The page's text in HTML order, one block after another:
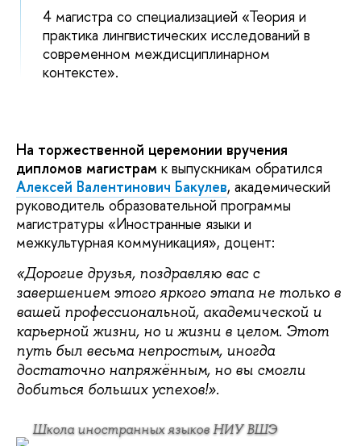
4 магистра со специализацией «Теория и
практика лингвистических исследований в
современном междисциплинарном
контексте».
На торжественной церемонии вручения
дипломов магистрам к выпускникам обратился
Алексей Валентинович Бакулев, академический
руководитель образовательной программы
магистратуры «Иностранные языки и
межкультурная коммуникация», доцент:
«Дорогие друзья, поздравляю вас с
завершением этого яркого этапа не только в
вашей профессиональной, академической и
карьерной жизни, но и жизни в целом. Этот
путь был весьма непростым, иногда
достаточно напряжённым, но вы смогли
добиться больших успехов!».
Школа иностранных языков НИУ ВШЭ